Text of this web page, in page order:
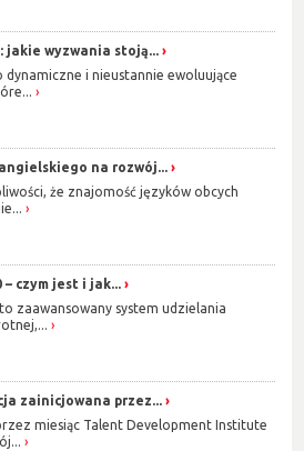
jakie wyzwania stoją...
dynamiczne i nieustannie ewoluujące
na rozwój...
że znajomość języków obcych
– czym jest i jak...
zaawansowany system udzielania
zainicjowana przez...
miesiąc Talent Development Institute